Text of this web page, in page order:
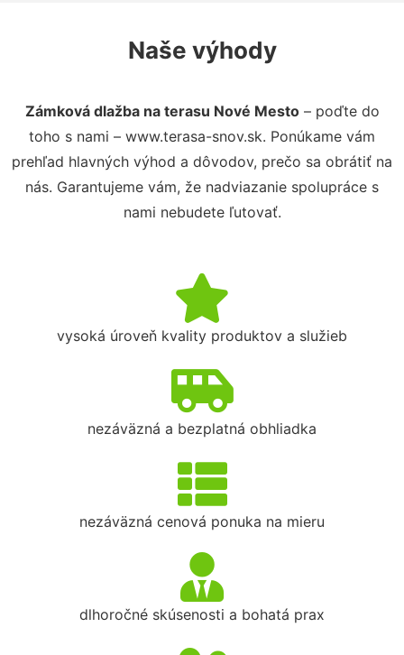
Naše výhody
Zámková dlažba na terasu Nové Mesto– poďte do
toho s nami – www.terasa-snov.sk. Ponúkame vám
prehľad hlavných výhod a dôvodov, prečo sa obrátiť na
nás. Garantujeme vám, že nadviazanie spolupráce s
nami nebudete ľutovať.
vysoká úroveň kvality produktov a služieb
nezáväzná a bezplatná obhliadka
nezáväzná cenová ponuka na mieru
dlhoročné skúsenosti a bohatá prax